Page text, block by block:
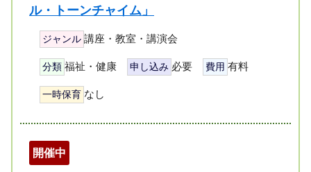
ル・トーンチャイム」
ジャンル 講座・教室・講演会
分類 福祉・健康 申し込み 必要 費用 有料
一時保育 なし
開催中